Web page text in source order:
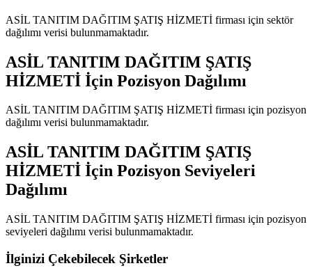
ASİL TANITIM DAĞITIM ŞATIŞ HİZMETİ firması için sektör
dağılımı verisi bulunmamaktadır.
ASİL TANITIM DAĞITIM ŞATIŞ
HİZMETİ İçin Pozisyon Dağılımı
ASİL TANITIM DAĞITIM ŞATIŞ HİZMETİ firması için pozisyon
dağılımı verisi bulunmamaktadır.
ASİL TANITIM DAĞITIM ŞATIŞ
HİZMETİ İçin Pozisyon Seviyeleri
Dağılımı
ASİL TANITIM DAĞITIM ŞATIŞ HİZMETİ firması için pozisyon
seviyeleri dağılımı verisi bulunmamaktadır.
İlginizi Çekebilecek Şirketler